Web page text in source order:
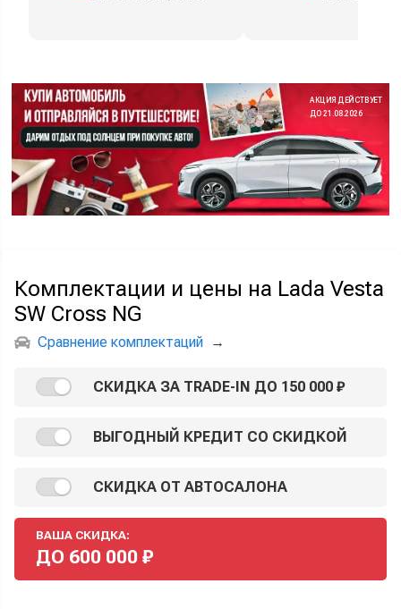
АКЦИЯ ДЕЙСТВУЕТ
ДО 21.08.2026
Комплектации и цены на Lada Vesta
SW Cross NG
Сравнение комплектаций →
СКИДКА ЗА TRADE-IN ДО 150 000 ₽
ВЫГОДНЫЙ КРЕДИТ СО СКИДКОЙ
СКИДКА ОТ АВТОСАЛОНА
ВАША СКИДКА:
ДО 600 000 ₽